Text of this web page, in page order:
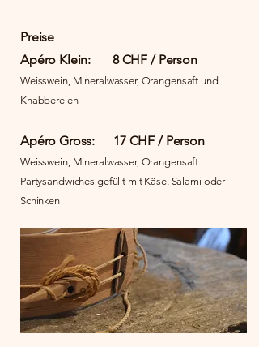
Preise
Apéro Klein: 8 CHF / Person
Weisswein, Mineralwasser, Orangensaft und
Knabbereien
Apéro Gross: 17 CHF / Person
Weisswein, Mineralwasser, Orangensaft
Partysandwiches gefüllt mit Käse, Salami oder
Schinken